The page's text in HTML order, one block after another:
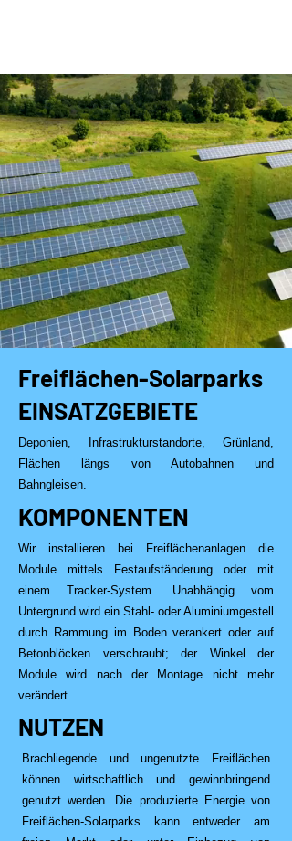
Freiflächen-Solarparks
EINSATZGEBIETE
Deponien, Infrastrukturstandorte, Grünland,
Flächen längs von Autobahnen und
Bahngleisen.
KOMPONENTEN
Wir installieren bei Freiflächenanlagen die
Module mittels Festaufständerung oder mit
einem Tracker-System. Unabhängig vom
Untergrund wird ein Stahl- oder Aluminiumgestell
durch Rammung im Boden verankert oder auf
Betonblöcken verschraubt; der Winkel der
Module wird nach der Montage nicht mehr
verändert.
NUTZEN
​Brachliegende und ungenutzte Freiflächen
können wirtschaftlich und gewinnbringend
genutzt werden. Die produzierte Energie von
Freiflächen-Solarparks kann entweder am